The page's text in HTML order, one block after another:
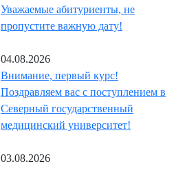
Уважаемые абитуриенты, не
пропустите важную дату!
04.08.2026
Внимание, первый курс!
Поздравляем вас с поступлением в
Северный государственный
медицинский университет!
03.08.2026